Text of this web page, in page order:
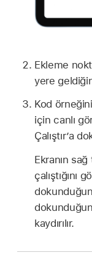
Ekleme
yere
Kod
için canlı
Çalıştır’a
Ekranın
çalıştığını
kaydırılır.